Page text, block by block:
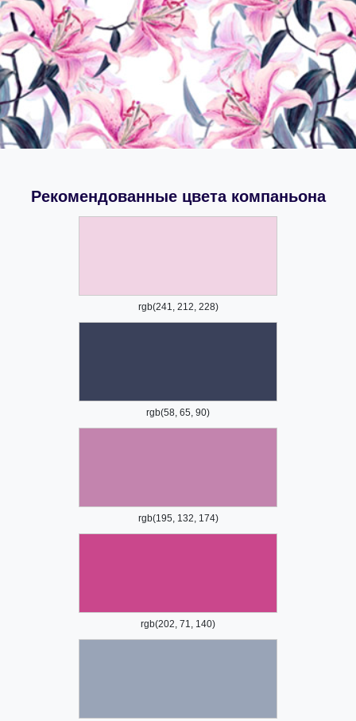
Рекомендованные цвета компаньона
rgb(241, 212, 228)
rgb(58, 65, 90)
rgb(195, 132, 174)
rgb(202, 71, 140)